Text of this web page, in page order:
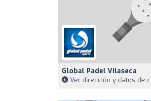
Global Padel Vilaseca
Ver dirección y datos de